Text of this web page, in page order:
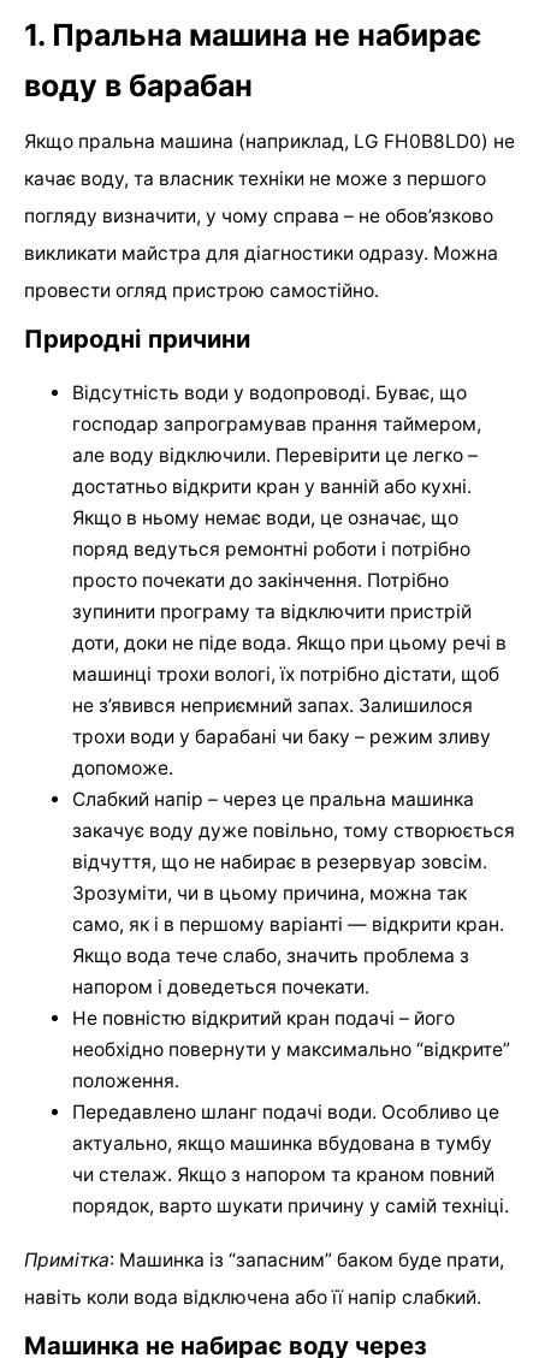
1. Пральна машина не набирає
воду в барабан
Якщо пральна машина (наприклад, LG FH0B8LD0) не
качає воду, та власник техніки не може з першого
погляду визначити, у чому справа – не обов’язково
викликати майстра для діагностики одразу. Можна
провести огляд пристрою самостійно.
Природні причини
Відсутність води у водопроводі. Буває, що
господар запрограмував прання таймером,
але воду відключили. Перевірити це легко –
достатньо відкрити кран у ванній або кухні.
Якщо в ньому немає води, це означає, що
поряд ведуться ремонтні роботи і потрібно
просто почекати до закінчення. Потрібно
зупинити програму та відключити пристрій
доти, доки не піде вода. Якщо при цьому речі в
машинці трохи вологі, їх потрібно дістати, щоб
не з’явився неприємний запах. Залишилося
трохи води у барабані чи баку – режим зливу
допоможе.
Слабкий напір – через це пральна машинка
закачує воду дуже повільно, тому створюється
відчуття, що не набирає в резервуар зовсім.
Зрозуміти, чи в цьому причина, можна так
само, як і в першому варіанті — відкрити кран.
Якщо вода тече слабо, значить проблема з
напором і доведеться почекати.
Не повністю відкритий кран подачі – його
необхідно повернути у максимально “відкрите”
положення.
Передавлено шланг подачі води. Особливо це
актуально, якщо машинка вбудована в тумбу
чи стелаж. Якщо з напором та краном повний
порядок, варто шукати причину у самій техніці.
Примітка: Машинка із “запасним” баком буде прати,
навіть коли вода відключена або її напір слабкий.
Машинка не набирає воду через